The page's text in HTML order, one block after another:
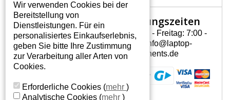
Originaldisplays, die die hohe
Qualitätsklasse A+ erfüllen, also ohne
mangelhafte Pixel, und zwar über die
gesamte Garantiezeit. Zum Beispiel
von den globalen Herstellern AUO,
Chi-Mei, Toshiba, Hannstar,
Chunghwa, Samsung, LG Phillips und
Über uns - Impressum
Mein Konto
Mein Konto
Persönliche Daten
Addressen
Öffnungszeiten
Montag - Freitag: 7:00 -
15:30 info@laptop-
components.de
Wir verwenden Cookies bei der
Bereitstellung von
Dienstleistungen. Für ein
personalisiertes Einkaufserlebnis,
geben Sie bitte Ihre Zustimmung
zur Verarbeitung aller Arten von
Cookies.
Erforderliche Cookies (mehr )
Analytische Cookies (mehr )